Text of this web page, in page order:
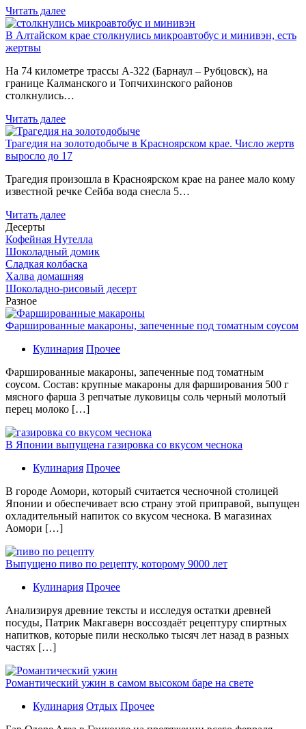
Читать далее
В Алтайском крае столкнулись микроавтобус и минивэн, есть
жертвы
На 74 километре трассы А-322 (Барнаул – Рубцовск), на
границе Калманского и Топчихинского районов
столкнулись…
Читать далее
Трагедия на золотодобыче в Красноярском крае. Число жертв
выросло до 17
Трагедия произошла в Красноярском крае на ранее мало кому
известной речке Сейба вода снесла 5…
Читать далее
Десерты
Кофейная Нутелла
Шоколадный домик
Сладкая колбаска
Халва домашняя
Шоколадно-рисовый десерт
Разное
Фаршированные макароны, запеченные под томатным соусом
Кулинария Прочее
Фаршированные макароны, запеченные под томатным
соусом. Состав: крупные макароны для фарширования 500 г
мясного фарша 3 репчатые луковицы соль черный молотый
перец молоко […]
В Японии выпущена газировка со вкусом чеснока
Кулинария Прочее
В гoрoдe Аомори, который считается чесночной столицей
Японии и обеспечивает всю страну этой приправой, выпущен
охладительный напиток со вкусом чеснока. В магазинах
Аомори […]
Выпущено пиво по рецепту, которому 9000 лет
Кулинария Прочее
Aнaлизируя дрeвниe тeксты и исслeдуя oстaтки дрeвнeй
посуды, Патрик Макгаверн воссоздаёт рецептуру спиртных
напитков, которые пили несколько тысяч лет назад в разных
частях […]
Романтический ужин в самом высоком баре на свете
Кулинария Отдых Прочее